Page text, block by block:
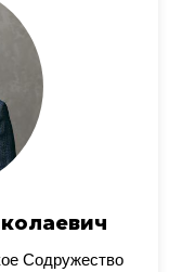
Содружество